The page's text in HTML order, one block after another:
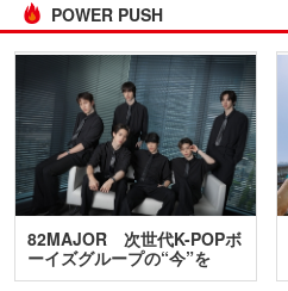
POWER PUSH
82MAJOR 次世代K-POPボ
ーイズグループの“今”を
訊…